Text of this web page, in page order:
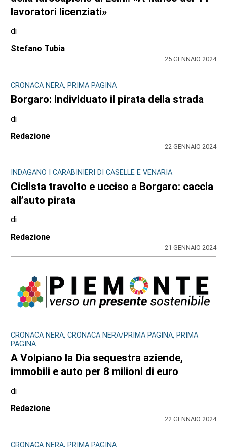
lavoratori licenziati»
di
Stefano Tubia
25 GENNAIO 2024
CRONACA NERA, PRIMA PAGINA
Borgaro: individuato il pirata della strada
di
Redazione
22 GENNAIO 2024
INDAGANO I CARABINIERI DI CASELLE E VENARIA
Ciclista travolto e ucciso a Borgaro: caccia
all’auto pirata
di
Redazione
21 GENNAIO 2024
CRONACA NERA, CRONACA NERA/PRIMA PAGINA, PRIMA
PAGINA
A Volpiano la Dia sequestra aziende,
immobili e auto per 8 milioni di euro
di
Redazione
22 GENNAIO 2024